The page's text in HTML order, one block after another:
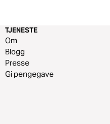
TJENESTE
Om
Blogg
Presse
Gi pengegave